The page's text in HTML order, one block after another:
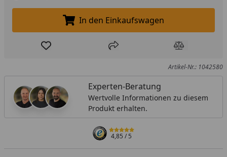
In den Einkaufswagen legen
In den Einkaufswagen
Produkt zur Wunschliste hinzufügen
Teilen Produkt
Artikel-Nr.: 1042580
Experten-Beratung
Wertvolle Informationen zu diesem
Produkt erhalten.
4,85/ 5